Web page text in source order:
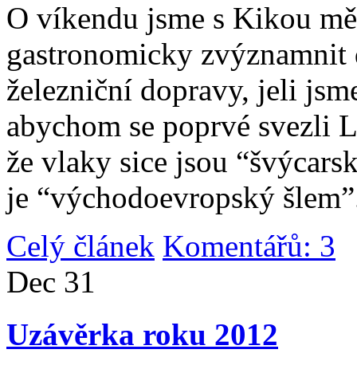
O víkendu jsme s Kikou
gastronomicky
železniční dopravy, jeli
abychom se poprvé svezli
že vlaky sice jsou
je “východoevropský
Celý článek Komentářů: 3
Dec 31
Uzávěrka roku 2012